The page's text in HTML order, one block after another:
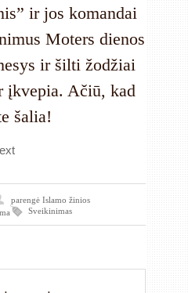
ir jos komandai
Moters dienos
ir šilti žodžiai
įkvepia. Ačiū, kad
šalia!
parengė Islamo žinios
Sveikinimas